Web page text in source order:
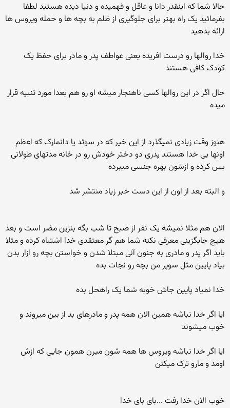
حالا شما که اینقدر دانا و عاقل و فهمیده و دنیا دیده هستید لطفا
بفرمائید یک راه بهتر برای جلوگیری از ظلم به بچه ها و حمله ویروس ها
ارائه بدهید
خدا روالها رو درست افریده یعنی عواطف پدر و مادر برای حفظ یک
کودک کافی هستند
حال اگر در این روالها کسی ناهنجار میشه او رو هم بعدا مورد تنبیه قرار
میده
هنوز وقت زیادی نمیگذرد از این خیر که در سوئد یا دانمارک که اعظم
اونها بی خدا هستند پدری دو دختر خودش رو در خانه مدتهای طولانی
بس کرده و ازشون بهره جنسی میبرده
و البته بعد از اون از این دست خبر زیاد منتشر شد
الان هم مثلا نمیشه یک نفر از صبح تا شب بگه بنزین مضر است و بعد
هیچ جایگزینی معرفی نکنه شما هم گر معتقدی خدا اشتباه کرده و مثلا
باید اگر پدر و مادری به جنون آنی مبتلا شدن و خواستن بچه رو ازار بدن
بیاد پایین مثل سوپر من بچه رو نجات بده
خدا نمیاد پایین جاش خوبه شما یک راهحل بده
ایا اگر خدا نباشه همین الان همه پدر و مادرهای بد از بین میروند و
خوب میشوند
ایا اگر خدا نباشه ویروس ها همه شون میرن همون جایی که ازش
اومد و مارو ترک میکنن
خوب الان خدا رفت ...بای بای خدا